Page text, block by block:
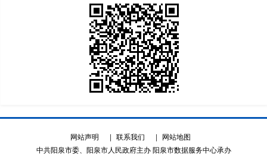
网站声明 | 联系我们 |
网站地图
中共阳泉市委、阳泉市人民政府主办 阳泉市数据服务中心承办